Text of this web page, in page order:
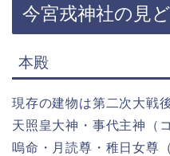
今宮戎神社の見
本殿
現存の建物は第二次大戦
天照皇大神・事代主神（
嗚命・月読尊・稚日女尊